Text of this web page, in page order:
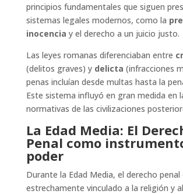
principios fundamentales que siguen
sistemas legales modernos, como la
inocencia y el derecho a un juicio justo.
Las leyes romanas diferenciaban entre
(delitos graves) y delicta (infracciones
penas incluían desde multas hasta la
Este sistema influyó en gran medida en
normativas de las civilizaciones
La Edad Media: El
Penal como
poder
Durante la Edad Media, el derecho
estrechamente vinculado a la religión y